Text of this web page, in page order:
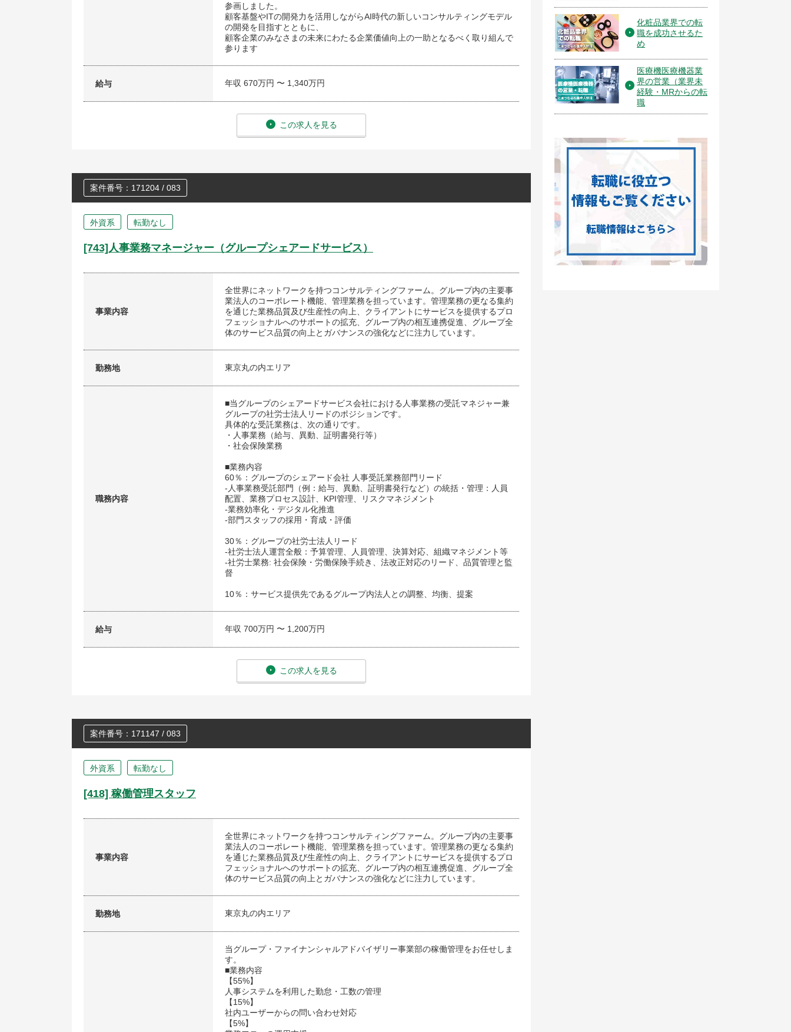
参画しました。
顧客基盤やITの開発力を活用しながらAI時代の新しいコンサルティングモデル
の開発を目指すとともに、
顧客企業のみなさまの未来にわたる企業価値向上の一助となるべく取り組んで
参ります
給与 年収 670万円 〜 1,340万円
この求人を見る
案件番号：171204 / 083
外資系 転勤なし
[743]人事業務マネージャー（グループシェアードサービス）
事業内容
全世界にネットワークを持つコンサルティングファーム。グループ内の主要事
業法人のコーポレート機能、管理業務を担っています。管理業務の更なる集約
を通じた業務品質及び生産性の向上、クライアントにサービスを提供するプロ
フェッショナルへのサポートの拡充、グループ内の相互連携促進、グループ全
体のサービス品質の向上とガバナンスの強化などに注力しています。
勤務地 東京丸の内エリア
職務内容
■当グループのシェアードサービス会社における人事業務の受託マネジャー兼
グループの社労士法人リードのポジションです。
具体的な受託業務は、次の通りです。
・人事業務（給与、異動、証明書発行等）
・社会保険業務
■業務内容
60％：グループのシェアード会社 人事受託業務部門リード
-人事業務受託部門（例：給与、異動、証明書発行など）の統括・管理：人員
配置、業務プロセス設計、KPI管理、リスクマネジメント
-業務効率化・デジタル化推進
-部門スタッフの採用・育成・評価
30％：グループの社労士法人リード
-社労士法人運営全般：予算管理、人員管理、決算対応、組織マネジメント等
-社労士業務: 社会保険・労働保険手続き、法改正対応のリード、品質管理と監
督
10％：サービス提供先であるグループ内法人との調整、均衡、提案
給与 年収 700万円 〜 1,200万円
この求人を見る
案件番号：171147 / 083
外資系 転勤なし
[418] 稼働管理スタッフ
事業内容
全世界にネットワークを持つコンサルティングファーム。グループ内の主要事
業法人のコーポレート機能、管理業務を担っています。管理業務の更なる集約
を通じた業務品質及び生産性の向上、クライアントにサービスを提供するプロ
フェッショナルへのサポートの拡充、グループ内の相互連携促進、グループ全
体のサービス品質の向上とガバナンスの強化などに注力しています。
勤務地 東京丸の内エリア
当グループ・ファイナンシャルアドバイザリー事業部の稼働管理をお任せしま
す。
■業務内容
【55%】
人事システムを利用した勤怠・工数の管理
【15%】
社内ユーザーからの問い合わせ対応
【5%】
化粧品業界での転
職を成功させるた
め
医療機医療機器業
界の営業（業界未
経験・MRからの転
職